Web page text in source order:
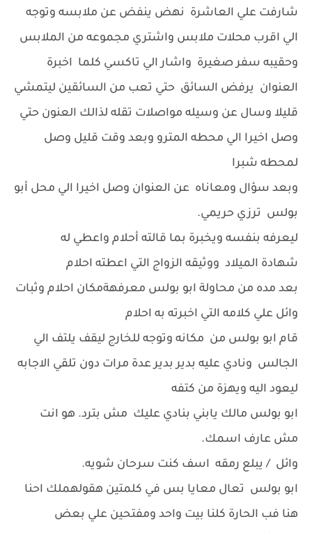
شارفت علي العاشرة نهض ينفض عن ملابسه وتوجه
الي اقرب محلات ملابس واشتري مجموعه من الملابس
وحقيبه سفر صغيرة واشار الي تاكسي كلما اخبرة
العنوان يرفض السائق حتي تعب من السائقين ليتمشي
قليلا وسال عن وسيله مواصلات تقله لذالك العنون حتي
وصل اخيرا الي محطه المترو وبعد وقت قليل وصل
لمحطه شبرا
وبعد سؤال ومعاناه عن العنوان وصل اخيرا الي محل أبو
بولس ترزي حريمي.
ليعرفه بنفسه ويخبرة بما قالته أحلام واعطي له
شهادة الميلاد ووثيقه الزواج التي اعطته احلام
بعد مده من محاولة ابو بولس معرفهةمكان احلام وثبات
وائل علي كلامه التي اخبرته به احلام
قام ابو بولس من مكانه وتوجه للخارج ليقف يلتف الي
الجالس ونادي عليه بدير بدير عدة مرات دون تلقي الاجابه
ليعود اليه ويهزة من كتفه
ابو بولس مالك يابني بنادي عليك مش بترد. هو انت
مش عارف اسمك.
وائل / يبلع رمقه اسف كنت سرحان شويه.
ابو بولس تعال معايا بس في كلمتين هقولهملك احنا
هنا فب الحارة كلنا بيت واحد ومفتحين علي بعض